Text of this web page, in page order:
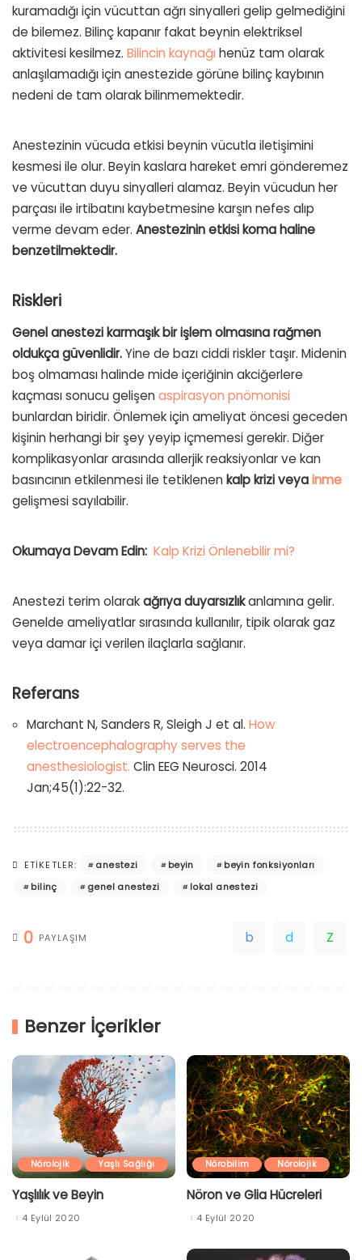
kuramadığı için vücuttan ağrı sinyalleri gelip gelmediğini
de bilemez. Bilinç kapanır fakat beynin elektriksel
aktivitesi kesilmez. Bilincin kaynağı henüz tam olarak
anlaşılamadığı için anestezide görüne bilinç kaybının
nedeni de tam olarak bilinmemektedir.
Anestezinin vücuda etkisi beynin vücutla iletişimini
kesmesi ile olur. Beyin kaslara hareket emri gönderemez
ve vücuttan duyu sinyalleri alamaz. Beyin vücudun her
parçası ile irtibatını kaybetmesine karşın nefes alıp
verme devam eder. Anestezinin etkisi koma haline
benzetilmektedir.
Riskleri
Genel anestezi karmaşık bir işlem olmasına rağmen
oldukça güvenlidir.Yine de bazı ciddi riskler taşır. Midenin
boş olmaması halinde mide içeriğinin akciğerlere
kaçması sonucu gelişen aspirasyon pnömonisi
bunlardan biridir. Önlemek için ameliyat öncesi geceden
kişinin herhangi bir şey yeyip içmemesi gerekir. Diğer
komplikasyonlar arasında allerjik reaksiyonlar ve kan
basıncının etkilenmesi ile tetiklenen kalp krizi veyainme
gelişmesi sayılabilir.
Okumaya Devam Edin: Kalp Krizi Önlenebilir mi?
Anestezi terim olarakağrıya duyarsızlıkanlamına gelir.
Genelde ameliyatlar sırasında kullanılır, tipik olarak gaz
veya damar içi verilen ilaçlarla sağlanır.
Referans
Marchant N, Sanders R, Sleigh J et al. How
electroencephalography serves the
anesthesiologist. Clin EEG Neurosci. 2014
Jan;45(1):22-32.
ETIKETLER: anestezi beyin
beyin fonksiyonları
bilinç
genel anestezi lokal anestezi
0 PAYLAŞIM
Benzer İçerikler
Nörolojik Yaşlı Sağlığı
Yaşlılık ve Beyin
4 Eylül 2020
Nörobilim Nörolojik
Nöron ve Glia Hücreleri
4 Eylül 2020